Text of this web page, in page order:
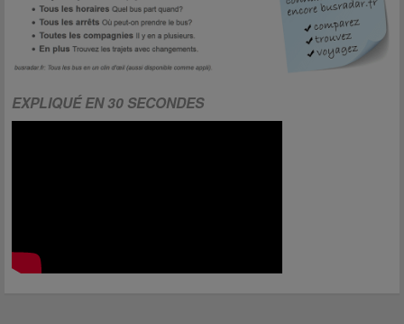
EXPLIQUÉ EN 30 SECONDES